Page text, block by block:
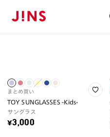
まとめ買い
TOY SUNGLASSES -Kids-
サングラス
¥3,000